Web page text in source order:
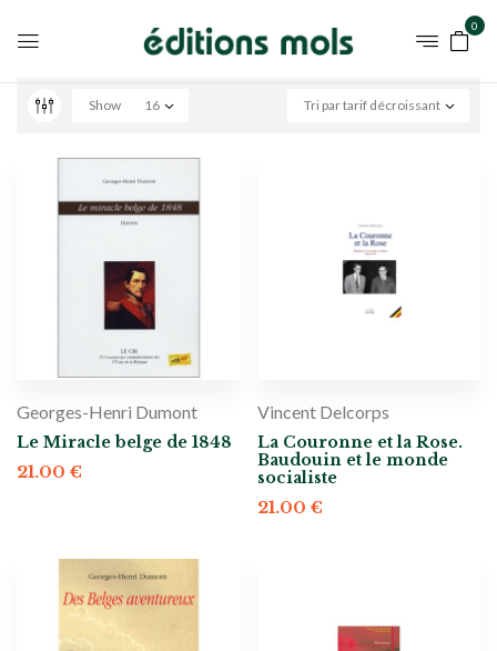
0
Tri par tarif décroissant
Show 16
Georges-Henri Dumont
Le Miracle belge de 1848
21.00 €
Vincent Delcorps
La Couronne et la Rose.
Baudouin et le monde
socialiste
21.00 €